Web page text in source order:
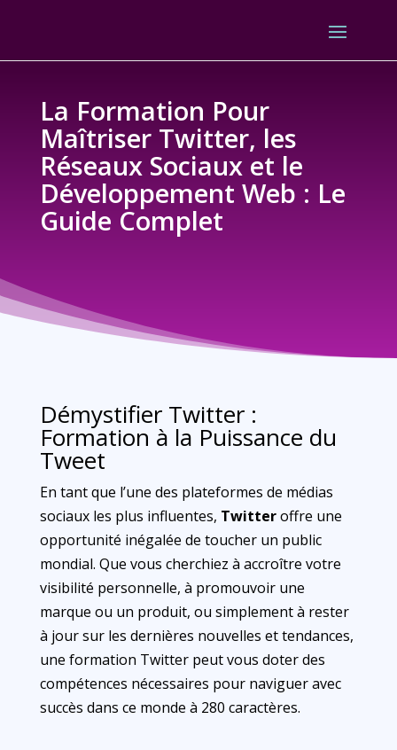
La Formation Pour
Maîtriser Twitter, les
Réseaux Sociaux et le
Développement Web : Le
Guide Complet
Démystifier Twitter :
Formation à la Puissance du
Tweet
En tant que l’une des plateformes de médias
sociaux les plus influentes, Twitteroffre une
opportunité inégalée de toucher un public
mondial. Que vous cherchiez à accroître votre
visibilité personnelle, à promouvoir une
marque ou un produit, ou simplement à rester
à jour sur les dernières nouvelles et tendances,
une formation Twitter peut vous doter des
compétences nécessaires pour naviguer avec
succès dans ce monde à 280 caractères.